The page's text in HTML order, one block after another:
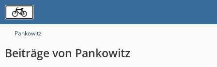
Pankowitz
Beiträge von Pankowitz